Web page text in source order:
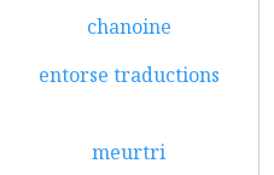
chanoine
entorse traductions
meurtri